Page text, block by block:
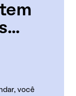
você